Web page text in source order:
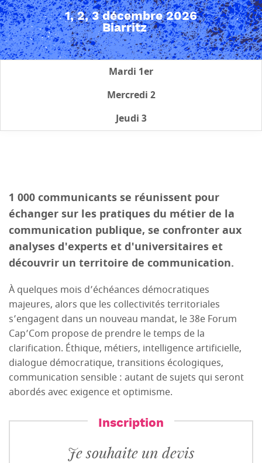
1, 2, 3 décembre 2026
Biarritz
Mardi 1er
Mercredi 2
Jeudi 3
1 000 communicants se réunissent pour
échanger sur les pratiques du métier de la
communication publique, se confronter aux
analyses d'experts et d'universitaires et
découvrir un territoire de communication.
À quelques mois d’échéances démocratiques
majeures, alors que les collectivités territoriales
s’engagent dans un nouveau mandat, le 38e Forum
Cap’Com propose de prendre le temps de la
clarification. Éthique, métiers, intelligence artificielle,
dialogue démocratique, transitions écologiques,
communication sensible : autant de sujets qui seront
abordés avec exigence et optimisme.
Inscription
Je souhaite un devis